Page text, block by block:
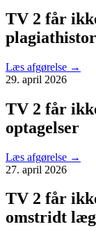
TV 2 får
Læs afgørelse →
29. april 2026
TV 2 får
optagelser
Læs afgørelse →
27. april 2026
TV 2 får
omstridt